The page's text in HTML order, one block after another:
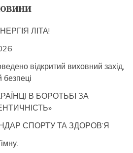
ЛІТА!
відкритий виховний захід,
безпеці
В БОРОТЬБІ ЗА
СПОРТУ ТА ЗДОРОВ’Я